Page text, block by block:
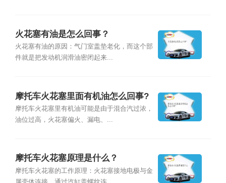
火花塞有油是怎么回事？
火花塞有油的原因：气门室盖垫老化，而这个部
件就是把发动机润滑油密闭起来...
摩托车火花塞里面有机油怎么回事?
摩托车火花塞里有机油可能是由于混合汽过浓，
油位过高，火花塞偏火、漏电、...
摩托车火花塞原理是什么？
摩托车火花塞的工作原理：火花塞接地电极与金